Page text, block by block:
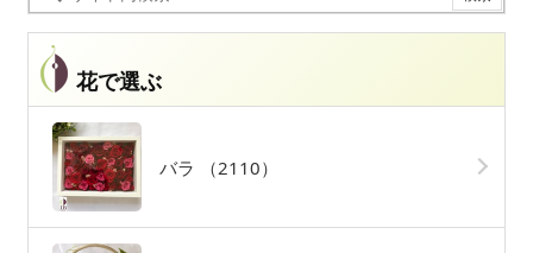
花で選ぶ
バラ （2110）